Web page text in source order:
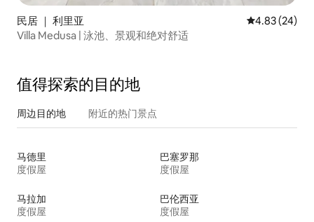
民居 ｜ 利里亚 平均评分
4.83 (24)
Villa Medusa | 泳池、景观和绝对舒适
值得探索的目的地
周边目的地 附近的热门景点
马德里
度假屋
巴塞罗那
度假屋
马拉加
度假屋
巴伦西亚
度假屋